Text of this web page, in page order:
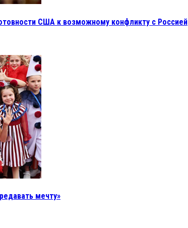
США к возможному конфликту с Россией
мечту»